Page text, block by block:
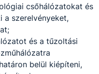
csőhálózatokat és
a szerelvényeket,
és a tűzoltási
belül kiépíteni,